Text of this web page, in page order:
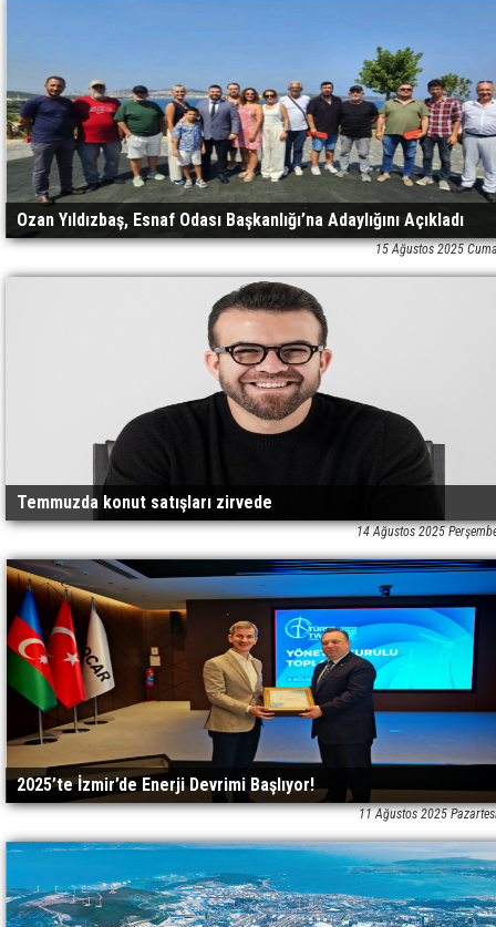
Ozan Yıldızbaş, Esnaf Odası Başkanlığı’na Adaylığını Açıkladı
15 Ağustos 2025
Temmuzda konut satışları zirvede
14 Ağustos 2025
2025’te İzmir’de Enerji Devrimi Başlıyor!
11 Ağustos 2025